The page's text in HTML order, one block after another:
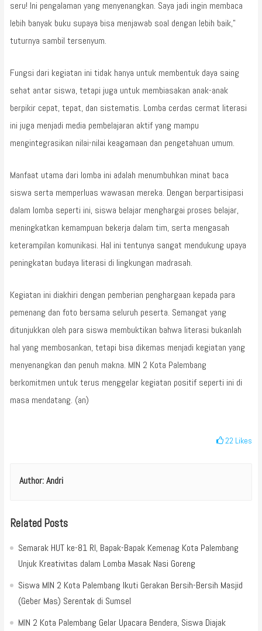
seru! Ini pengalaman yang menyenangkan. Saya jadi ingin membaca
lebih banyak buku supaya bisa menjawab soal dengan lebih baik,”
tuturnya sambil tersenyum.
Fungsi dari kegiatan ini tidak hanya untuk membentuk daya saing
sehat antar siswa, tetapi juga untuk membiasakan anak-anak
berpikir cepat, tepat, dan sistematis. Lomba cerdas cermat literasi
ini juga menjadi media pembelajaran aktif yang mampu
mengintegrasikan nilai-nilai keagamaan dan pengetahuan umum.
Manfaat utama dari lomba ini adalah menumbuhkan minat baca
siswa serta memperluas wawasan mereka. Dengan berpartisipasi
dalam lomba seperti ini, siswa belajar menghargai proses belajar,
meningkatkan kemampuan bekerja dalam tim, serta mengasah
keterampilan komunikasi. Hal ini tentunya sangat mendukung upaya
peningkatan budaya literasi di lingkungan madrasah.
Kegiatan ini diakhiri dengan pemberian penghargaan kepada para
pemenang dan foto bersama seluruh peserta. Semangat yang
ditunjukkan oleh para siswa membuktikan bahwa literasi bukanlah
hal yang membosankan, tetapi bisa dikemas menjadi kegiatan yang
menyenangkan dan penuh makna. MIN 2 Kota Palembang
berkomitmen untuk terus menggelar kegiatan positif seperti ini di
masa mendatang. (an)
22 Likes
Author:Andri
Related Posts
Semarak HUT ke-81 RI, Bapak-Bapak Kemenag Kota Palembang
Unjuk Kreativitas dalam Lomba Masak Nasi Goreng
Siswa MIN 2 Kota Palembang Ikuti Gerakan Bersih-Bersih Masjid
(Geber Mas) Serentak di Sumsel
MIN 2 Kota Palembang Gelar Upacara Bendera, Siswa Diajak